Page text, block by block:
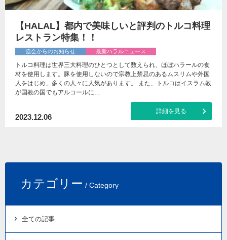
【HALAL】都内で美味しいと評判のトルコ料理
レストラン特集！！
協会からのお知らせ 最新ハラルニュース
トルコ料理は世界三大料理のひとつとして数えられ、ほぼハラールの食
材を使用します。豚を使用しないので宗教上禁忌のあるムスリムや外国
人をはじめ、多くの人々に人気があります。 また、トルコはイスラム教
が国教の国でもアルコールに…
2023.12.06
詳細を見る
カテゴリー / Category
全ての記事